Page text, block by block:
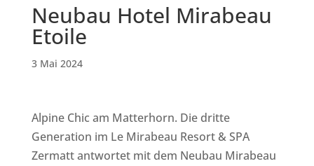
Neubau Hotel Mirabeau
Etoile
3 Mai 2024
Alpine Chic am Matterhorn. Die dritte
Generation im Le Mirabeau Resort & SPA
Zermatt antwortet mit dem Neubau Mirabeau